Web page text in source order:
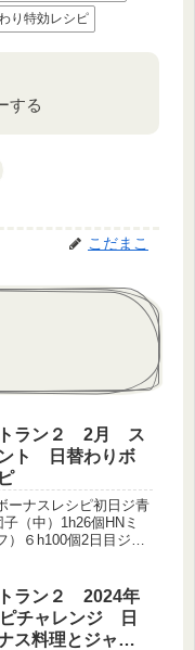
り特効レシピ
する
こだまこ
トラン２ 2月 ス
ト 日替わりボ
ーナスレシピ初日ジ青
（中）1h26個HNミ
）６h100個2日目ジふ
ラーメン（麺）HN黄
ルゴの...
ラン２ 2024年
チャレンジ 日
ス料理とジャン